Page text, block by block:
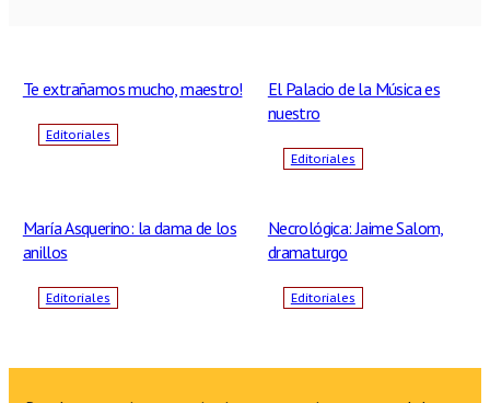
Te extrañamos mucho, maestro!
Editoriales
El Palacio de la Música es
nuestro
Editoriales
María Asquerino: la dama de los
anillos
Editoriales
Necrológica: Jaime Salom,
dramaturgo
Editoriales